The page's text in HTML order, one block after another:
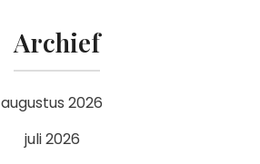
Archief
augustus 2026
juli 2026